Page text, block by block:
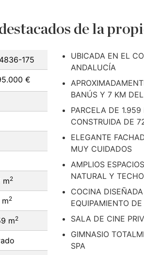
de la
175
€
m2
m2
m2
UBICADA EN EL
ANDALUCÍA
BANÚS Y 7 KM
PARCELA DE 1.959
CONSTRUIDA DE
ELEGANTE
MUY CUIDADOS
AMPLIOS
NATURAL Y
COCINA
EQUIPAMIENTO
SALA DE CINE
GIMNASIO
SPA